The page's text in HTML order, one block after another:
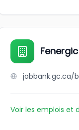
Voir les emplois et